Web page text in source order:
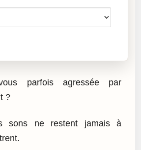
parfois agressée par
?
sons ne restent jamais à